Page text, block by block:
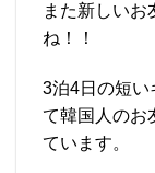
また新しいお
ね！！
3泊4日の短い
て韓国人のお
ています。